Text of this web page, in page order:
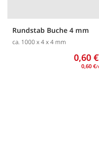
Rundstab Buche 4 mm
ca. 1000 x 4 x 4 mm
0,60 €
0,60 €/